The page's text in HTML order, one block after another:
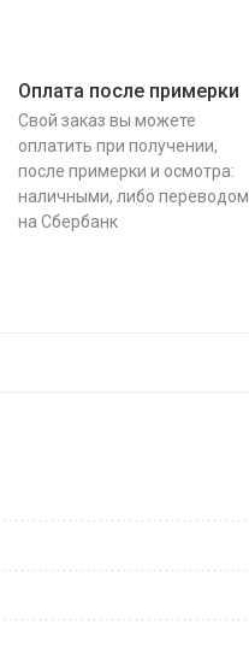
Оплата после примерки
Свой заказ вы можете
оплатить при получении,
после примерки и осмотра:
наличными, либо переводом
на Сбербанк